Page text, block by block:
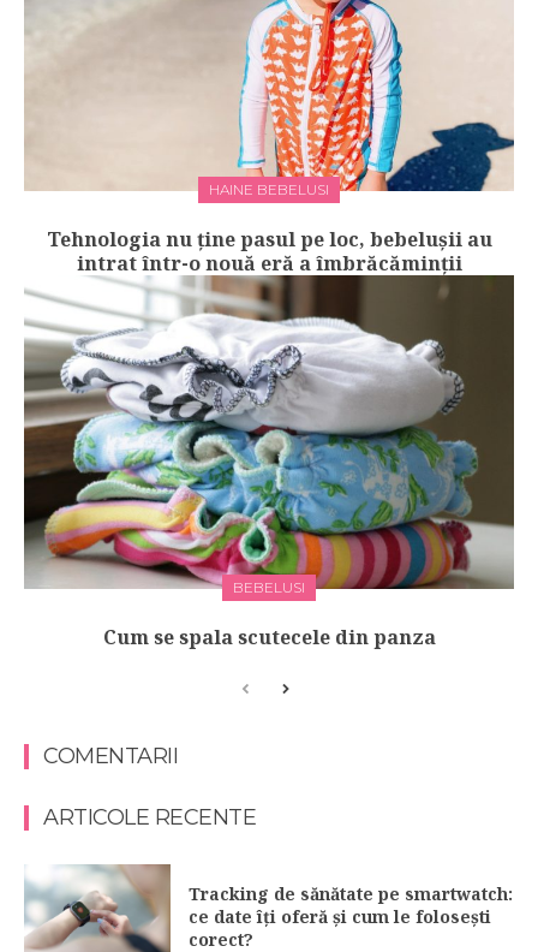
HAINE BEBELUSI
Tehnologia nu ține pasul pe loc, bebelușii au
intrat într-o nouă eră a îmbrăcăminții
BEBELUSI
Cum se spala scutecele din panza
COMENTARII
ARTICOLE RECENTE
Tracking de sănătate pe smartwatch:
ce date îți oferă și cum le folosești
corect?